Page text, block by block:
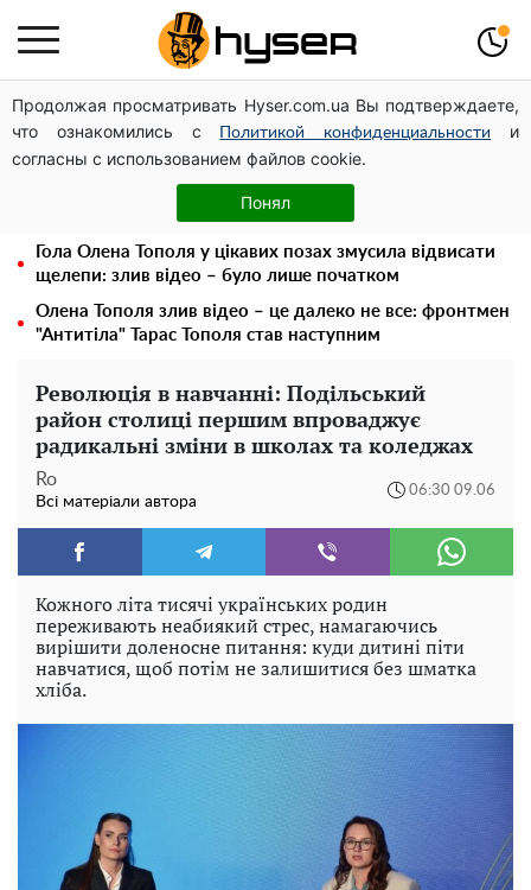
Продолжая просматривать Hyser.com.ua Вы подтверждаете,
что ознакомились с
Политикой конфиденциальности
и
согласны с использованием файлов cookie.
Понял
Українська авіатранспортна асоціація звернулася до
Мінфіну із закликом уніфікувати оподаткування
авіалізингу
Місяць без світла, лютий холод та комунальні платежі
на тисячі гривень: народ "ламають" у відключення
Гола Олена Тополя у цікавих позах змусила відвисати
щелепи: злив відео – було лише початком
Олена Тополя злив відео – це далеко не все: фронтмен
"Антитіла" Тарас Тополя став наступним
Революція в навчанні: Подільський
район столиці першим впроваджує
радикальні зміни в школах та коледжах
Ro
Всі матеріали автора
06:30 09.06
Кожного літа тисячі українських родин
переживають неабиякий стрес, намагаючись
вирішити доленосне питання: куди дитині піти
навчатися, щоб потім не залишитися без шматка
хліба.